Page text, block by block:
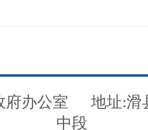
府办公室
地址:滑
中段